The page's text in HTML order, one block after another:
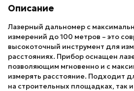
Описание
Лазерный дальномер с
измерений до 100 метров – это
высокоточный инструмент для
расстояниях. Прибор оснащен
позволяющим мгновенно и с
измерять расстояние. Подходит
на строительных площадках, так